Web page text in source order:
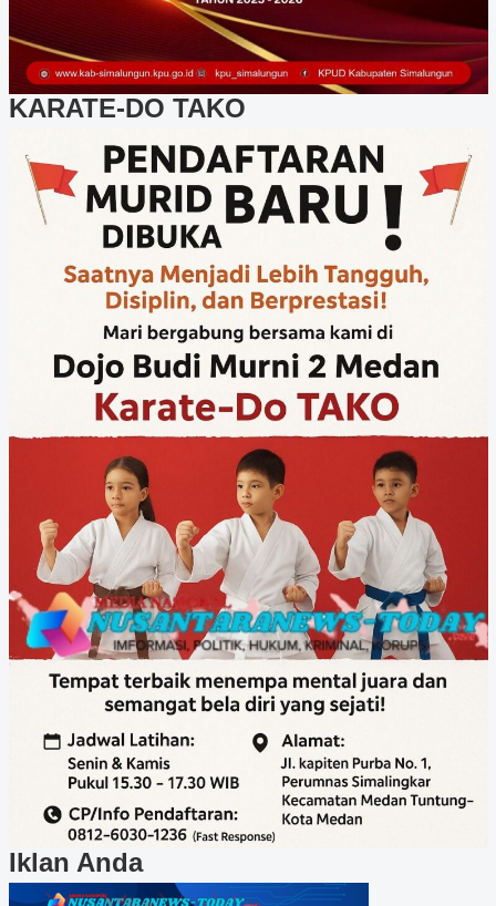
KARATE-DO TAKO
Iklan Anda